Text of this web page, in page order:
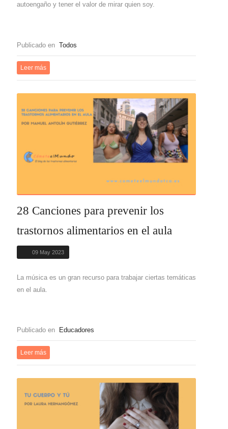
autoengaño y tener el valor de mirar quien soy.
Publicado en Todos
Leer más
28 Canciones para prevenir los
trastornos alimentarios en el aula
09 May 2023
La música es un gran recurso para trabajar ciertas temáticas
en el aula.
Publicado en Educadores
Leer más